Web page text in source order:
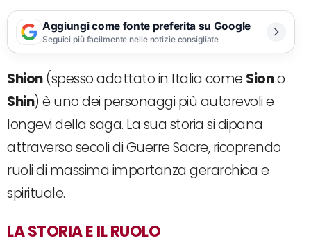
Aggiungi come fonte preferita su Google
Seguici più facilmente nelle notizie consigliate
Shion(spesso adattato in Italia come Siono
Shin) è uno dei personaggi più autorevoli e
longevi della saga. La sua storia si dipana
attraverso secoli di Guerre Sacre, ricoprendo
ruoli di massima importanza gerarchica e
spirituale.
LA STORIA E IL RUOLO